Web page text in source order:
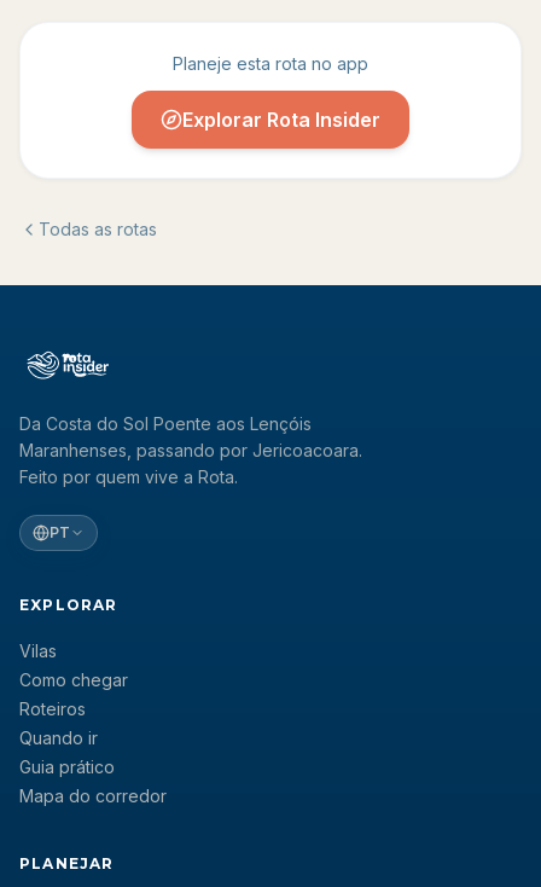
Planeje esta rota no app
Explorar Rota Insider
Todas as rotas
Da Costa do Sol Poente aos Lençóis
Maranhenses, passando por Jericoacoara.
Feito por quem vive a Rota.
PT
EXPLORAR
Vilas
Como chegar
Roteiros
Quando ir
Guia prático
Mapa do corredor
PLANEJAR